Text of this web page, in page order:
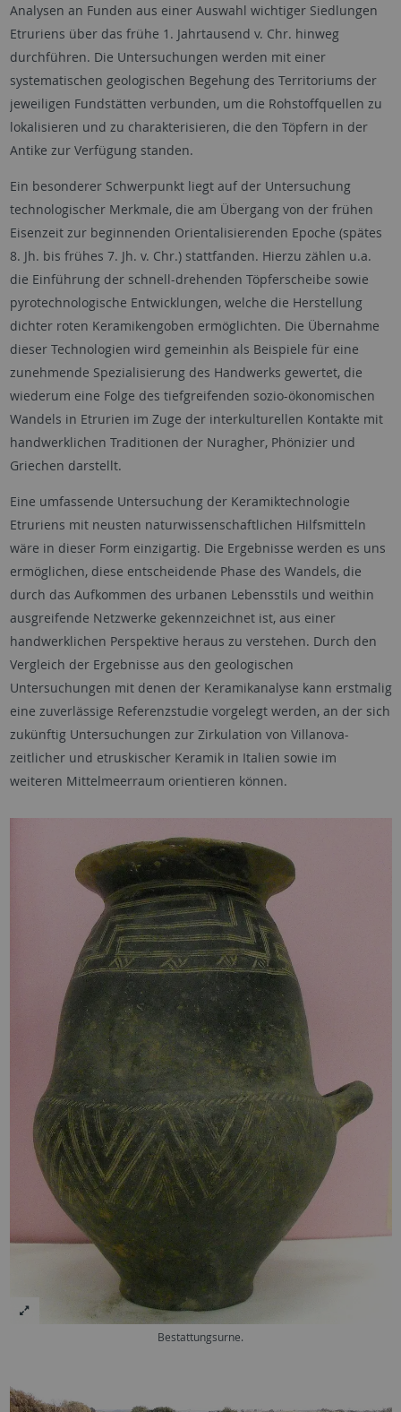
Analysen an Funden aus einer Auswahl wichtiger Siedlungen
Etruriens über das frühe 1. Jahrtausend v. Chr. hinweg
durchführen. Die Untersuchungen werden mit einer
systematischen geologischen Begehung des Territoriums der
jeweiligen Fundstätten verbunden, um die Rohstoffquellen zu
lokalisieren und zu charakterisieren, die den Töpfern in der
Antike zur Verfügung standen.
Ein besonderer Schwerpunkt liegt auf der Untersuchung
technologischer Merkmale, die am Übergang von der frühen
Eisenzeit zur beginnenden Orientalisierenden Epoche (spätes
8. Jh. bis frühes 7. Jh. v. Chr.) stattfanden. Hierzu zählen u.a.
die Einführung der schnell-drehenden Töpferscheibe sowie
pyrotechnologische Entwicklungen, welche die Herstellung
dichter roten Keramikengoben ermöglichten. Die Übernahme
dieser Technologien wird gemeinhin als Beispiele für eine
zunehmende Spezialisierung des Handwerks gewertet, die
wiederum eine Folge des tiefgreifenden sozio-ökonomischen
Wandels in Etrurien im Zuge der interkulturellen Kontakte mit
handwerklichen Traditionen der Nuragher, Phönizier und
Griechen darstellt.
Eine umfassende Untersuchung der Keramiktechnologie
Etruriens mit neusten naturwissenschaftlichen Hilfsmitteln
wäre in dieser Form einzigartig. Die Ergebnisse werden es uns
ermöglichen, diese entscheidende Phase des Wandels, die
durch das Aufkommen des urbanen Lebensstils und weithin
ausgreifende Netzwerke gekennzeichnet ist, aus einer
handwerklichen Perspektive heraus zu verstehen. Durch den
Vergleich der Ergebnisse aus den geologischen
Untersuchungen mit denen der Keramikanalyse kann erstmalig
eine zuverlässige Referenzstudie vorgelegt werden, an der sich
zukünftig Untersuchungen zur Zirkulation von Villanova-
zeitlicher und etruskischer Keramik in Italien sowie im
weiteren Mittelmeerraum orientieren können.
Bestattungsurne.